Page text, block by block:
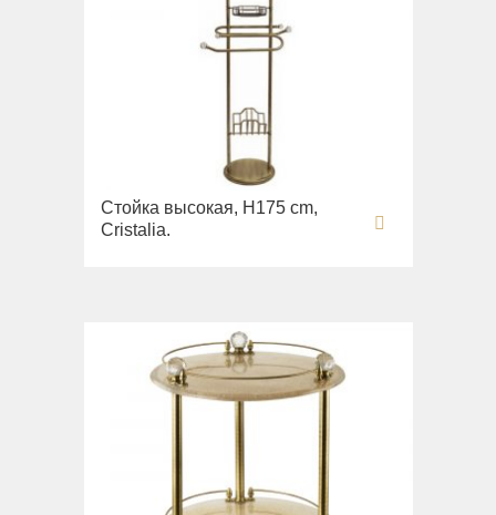
Стойка высокая, H175 cm,
Cristalia.